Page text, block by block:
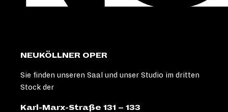
NEUKÖLLNER OPER
Sie finden unseren Saal und unser Studio im dritten
Stock der
Karl-Marx-Straße 131 – 133